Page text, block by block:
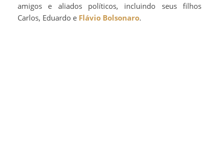
amigos e aliados políticos, incluindo seus filhos
Carlos, Eduardo e Flávio Bolsonaro.